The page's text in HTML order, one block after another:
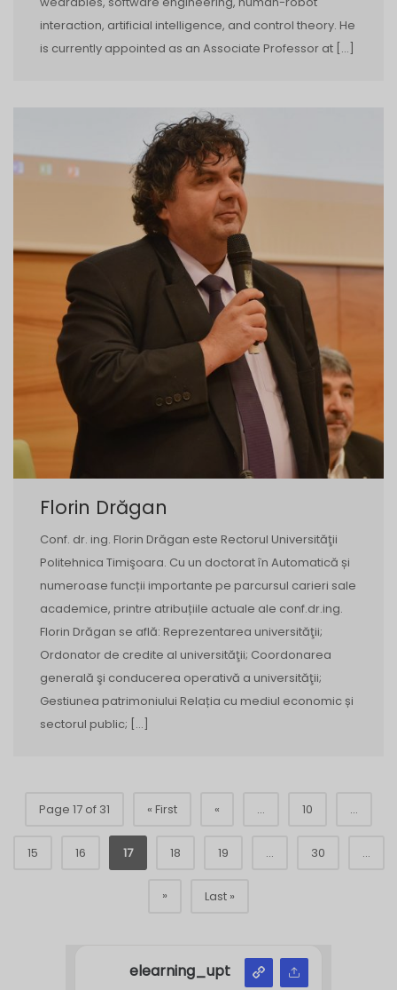
interaction, artificial intelligence, and control theory. He
is currently appointed as an Associate Professor at […]
Florin Drăgan
Conf. dr. ing. Florin Drăgan este Rectorul Universităţii
Politehnica Timişoara. Cu un doctorat în Automatică și
numeroase funcții importante pe parcursul carieri sale
academice, printre atribuțiile actuale ale conf.dr.ing.
Florin Drăgan se află: Reprezentarea universităţii;
Ordonator de credite al universităţii; Coordonarea
generală şi conducerea operativă a universităţii;
Gestiunea patrimoniului Relația cu mediul economic și
sectorul public; […]
Page 17 of 31 « First « ... 10 ...
15 16 17 18 19 ... 30 ...
» Last »
elearning_upt